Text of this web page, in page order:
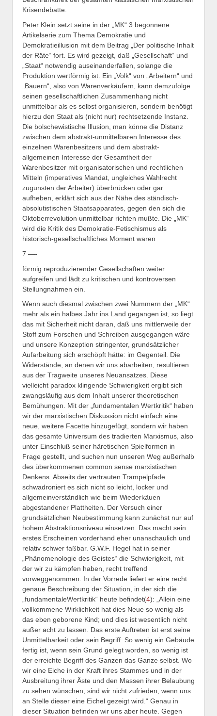
Krisendebatte.
Peter Klein setzt seine in der „MK“ 3 begonnene
Artikelserie zum Thema Demokratie und
Demokratieillusion mit dem Beitrag „Der politische Inhalt
der Räte“ fort. Es wird gezeigt, daß „Gesellschaft“ und
„Staat“ notwendig auseinanderfallen, solange die
Produktion wertförmig ist. Ein „Volk“ von „Arbeitern“ und
„Bauern“, also von Warenverkäufern, kann demzufolge
seinen gesellschaftlichen Zusammenhang nicht
unmittelbar als es selbst organisieren, sondern benötigt
hierzu den Staat als (nicht nur) rechtsetzende Instanz.
Die bolschewistische Illusion, man könne die Distanz
zwischen dem abstrakt-unmittelbaren Interesse des
einzelnen Warenbesitzers und dem abstrakt-
allgemeinen Interesse der Gesamtheit der
Warenbesitzer mit organisatorischen und rechtlichen
Mitteln (imperatives Mandat, ungleiches Wahlrecht
zugunsten der Arbeiter) überbrücken oder gar
aufheben, erklärt sich aus der Nähe des ständisch-
absolutistischen Staatsapparates, gegen den sich die
Oktoberrevolution unmittelbar richten mußte. Die „MK“
wird die Kritik des Demokratie-Fetischismus als
historisch-gesellschaftliches Moment waren
7 —-
förmig reproduzierender Gesellschaften weiter
aufgreifen und lädt zu kritischen und kontroversen
Stellungnahmen ein.
Wenn auch diesmal zwischen zwei Nummern der „MK“
mehr als ein halbes Jahr ins Land gegangen ist, so liegt
das mit Sicherheit nicht daran, daß uns mittlerweile der
Stoff zum Forschen und Schreiben ausgegangen wäre
und unsere Konzeption stringenter, grundsätzlicher
Aufarbeitung sich erschöpft hätte: im Gegenteil. Die
Widerstände, an denen wir uns abarbeiten, resultieren
aus der Tragweite unseres Neuansatzes. Diese
vielleicht paradox klingende Schwierigkeit ergibt sich
zwangsläufig aus dem Inhalt unserer theoretischen
Bemühungen. Mit der „fundamentalen Wertkritik“ haben
wir der marxistischen Diskussion nicht einfach eine
neue, weitere Facette hinzugefügt, sondern wir haben
das gesamte Universum des tradierten Marxismus, also
unter Einschluß seiner häretischen Spielformen in
Frage gestellt, und suchen nun unseren Weg außerhalb
des überkommenen common sense marxistischen
Denkens. Abseits der vertrauten Trampelpfade
schwadroniert es sich nicht so leicht, locker und
allgemeinverständlich wie beim Wiederkäuen
abgestandener Plattheiten. Der Versuch einer
grundsätzlichen Neubestimmung kann zunächst nur auf
hohem Abstraktionsniveau einsetzen. Das macht sein
erstes Erscheinen vorderhand eher unanschaulich und
relativ schwer faßbar. G.W.F. Hegel hat in seiner
„Phänomenologie des Geistes“ die Schwierigkeit, mit
der wir zu kämpfen haben, recht treffend
vorweggenommen. In der Vorrede liefert er eine recht
genaue Beschreibung der Situation, in der sich die
„fundamentaleWertkritik“ heute befindet(4): „Allein eine
vollkommene Wirklichkeit hat dies Neue so wenig als
das eben geborene Kind; und dies ist wesentlich nicht
außer acht zu lassen. Das erste Auftreten ist erst seine
Unmittelbarkeit oder sein Begriff. So wenig ein Gebäude
fertig ist, wenn sein Grund gelegt worden, so wenig ist
der erreichte Begriff des Ganzen das Ganze selbst. Wo
wir eine Eiche in der Kraft ihres Stammes und in der
Ausbreitung ihrer Äste und den Massen ihrer Belaubung
zu sehen wünschen, sind wir nicht zufrieden, wenn uns
an Stelle dieser eine Eichel gezeigt wird.“ Genau in
dieser Situation befinden wir uns aber heute. Gegen